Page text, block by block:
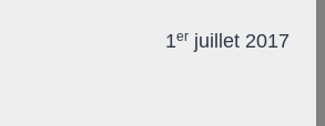
1er juillet 2017